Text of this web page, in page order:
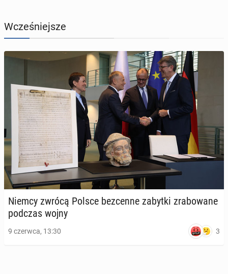
zwrotu zasiłku
Wcześniejsze
Niemcy zwrócą Polsce bez­cen­ne zabytki zra­bo­wa­ne
podczas wojny
9 czerwca, 13:30 3